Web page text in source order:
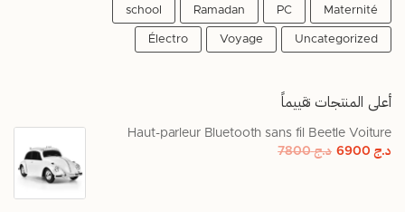
Maternité
PC
Ramadan
school
Uncategorized
Voyage
Électro
أعلى المنتجات تقييماً
Haut-parleur Bluetooth sans fil Beetle Voiture
د.ج6900 د.ج7800